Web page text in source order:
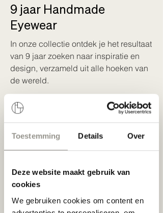
Toestemming Details Over
Deze website maakt gebruik van
cookies
We gebruiken cookies om content en
9 jaar Handmade
Eyewear
In onze collectie ontdek je het resultaat
van 9 jaar zoeken naar inspiratie en
design, verzameld uit alle hoeken van
de wereld.
We blijven voortdurend vernieuwen, in
kleur, vorm en materiaal. Onafhankelijk
of verwachten.
uitgesproken retro tot strak en
minimalistisch.